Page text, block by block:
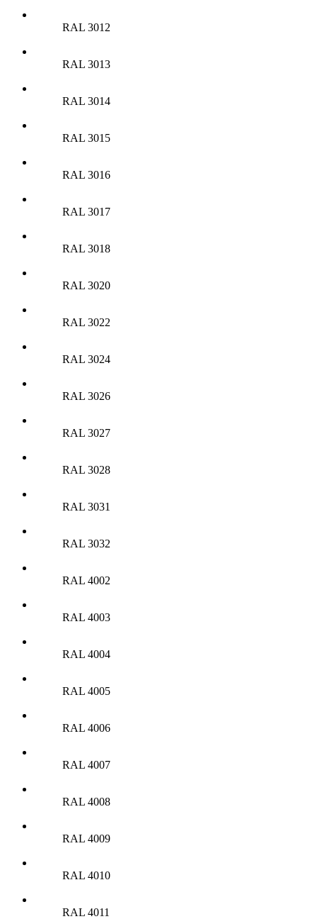
RAL 3012
RAL 3013
RAL 3014
RAL 3015
RAL 3016
RAL 3017
RAL 3018
RAL 3020
RAL 3022
RAL 3024
RAL 3026
RAL 3027
RAL 3028
RAL 3031
RAL 3032
RAL 4002
RAL 4003
RAL 4004
RAL 4005
RAL 4006
RAL 4007
RAL 4008
RAL 4009
RAL 4010
RAL 4011